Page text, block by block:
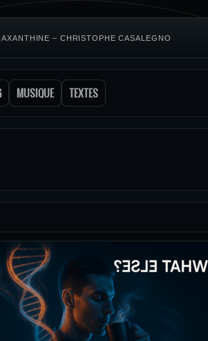
– CHRISTOPHE CASALEGNO
MUSIQUE TEXTES